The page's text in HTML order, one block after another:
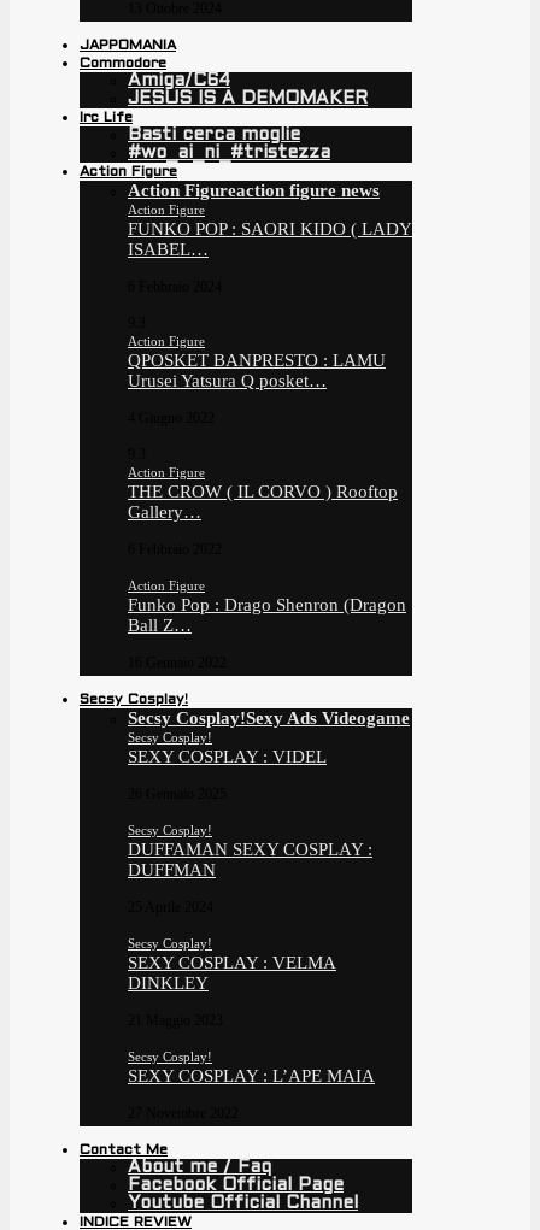
JAPPOMANIA
Commodore
Amiga/C64
JESUS IS A DEMOMAKER
Irc Life
Basti cerca moglie
#wo_ai_ni_#tristezza
Action Figure
Action Figureaction figure news
Action Figure
FUNKO POP : SAORI KIDO ( LADY
ISABEL…
Action Figure
QPOSKET BANPRESTO : LAMU
Urusei Yatsura Q posket…
Action Figure
THE CROW ( IL CORVO ) Rooftop
Gallery…
Action Figure
Funko Pop : Drago Shenron (Dragon
Ball Z…
Secsy Cosplay!
Secsy Cosplay!Sexy Ads Videogame
Secsy Cosplay!
SEXY COSPLAY : VIDEL
Secsy Cosplay!
DUFFAMAN SEXY COSPLAY :
DUFFMAN
Secsy Cosplay!
SEXY COSPLAY : VELMA
DINKLEY
Secsy Cosplay!
SEXY COSPLAY : L’APE MAIA
Contact Me
About me / Faq
Facebook Official Page
Youtube Official Channel
INDICE REVIEW